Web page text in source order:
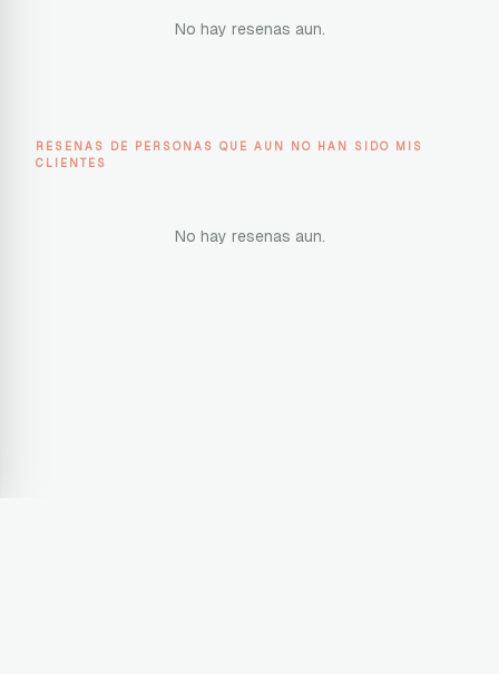
No hay resenas aun.
RESENAS DE PERSONAS QUE AUN NO HAN SIDO MIS
CLIENTES
No hay resenas aun.